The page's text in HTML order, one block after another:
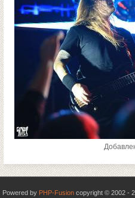
Powered by PHP-Fusion copyright © 2002 -